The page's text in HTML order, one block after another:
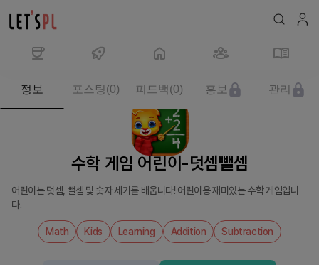
서
수학 게임 어린이-덧셈뺄셈
어린이는 덧셈, 뺄셈 및 숫자 세기를 배웁니다! 어린이용 재미있는 수학 게임입니
다.
Math Kids Learning Addition Subtraction
정보 포스팅(0) 피드백 (0) 홍보 관리